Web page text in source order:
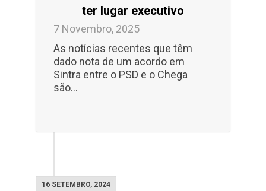
ter lugar executivo
7 Novembro, 2025
As notícias recentes que têm
dado nota de um acordo em
Sintra entre o PSD e o Chega
são...
16 SETEMBRO, 2024